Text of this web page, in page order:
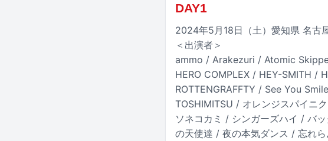
DAY1
2024年5月18日（土）愛知県 名古
＜出演者＞
ammo / Arakezuri / Atomic
HERO COMPLEX / HEY-SMITH /
ROTTENGRAFFTY / See You
TOSHIMITSU / オレンジスパイニ
ソネコカミ / シンガーズハイ / バ
の天使達 / 夜の本気ダンス / 忘れ